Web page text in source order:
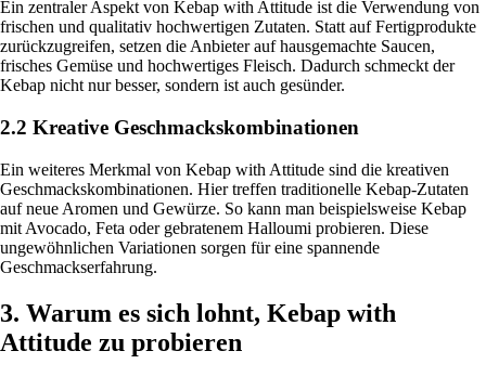
Ein zentraler Aspekt von Kebap with Attitude ist die Verwendung von
frischen und qualitativ hochwertigen Zutaten. Statt auf Fertigprodukte
zurückzugreifen, setzen die Anbieter auf hausgemachte Saucen,
frisches Gemüse und hochwertiges Fleisch. Dadurch schmeckt der
Kebap nicht nur besser, sondern ist auch gesünder.
2.2 Kreative Geschmackskombinationen
Ein weiteres Merkmal von Kebap with Attitude sind die kreativen
Geschmackskombinationen. Hier treffen traditionelle Kebap-Zutaten
auf neue Aromen und Gewürze. So kann man beispielsweise Kebap
mit Avocado, Feta oder gebratenem Halloumi probieren. Diese
ungewöhnlichen Variationen sorgen für eine spannende
Geschmackserfahrung.
3. Warum es sich lohnt, Kebap with
Attitude zu probieren